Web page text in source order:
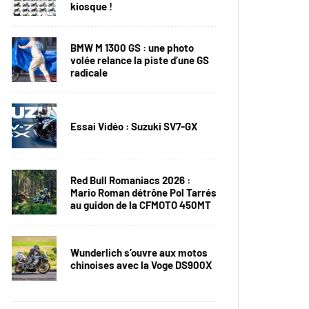
kiosque !
BMW M 1300 GS : une photo
volée relance la piste d’une GS
radicale
Essai Vidéo : Suzuki SV7-GX
Red Bull Romaniacs 2026 :
Mario Roman détrône Pol Tarrés
au guidon de la CFMOTO 450MT
Wunderlich s’ouvre aux motos
chinoises avec la Voge DS900X